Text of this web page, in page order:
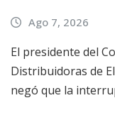
Ago 7, 2026
El presidente del
Distribuidoras de
negó que la